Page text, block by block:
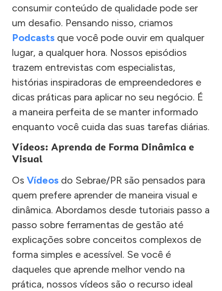
consumir conteúdo de qualidade pode ser
um desafio. Pensando nisso, criamos
Podcasts que você pode ouvir em qualquer
lugar, a qualquer hora. Nossos episódios
trazem entrevistas com especialistas,
histórias inspiradoras de empreendedores e
dicas práticas para aplicar no seu negócio. É
a maneira perfeita de se manter informado
enquanto você cuida das suas tarefas diárias.
Vídeos: Aprenda de Forma Dinâmica e
Visual
Os Vídeos do Sebrae/PR são pensados para
quem prefere aprender de maneira visual e
dinâmica. Abordamos desde tutoriais passo a
passo sobre ferramentas de gestão até
explicações sobre conceitos complexos de
forma simples e acessível. Se você é
daqueles que aprende melhor vendo na
prática, nossos vídeos são o recurso ideal